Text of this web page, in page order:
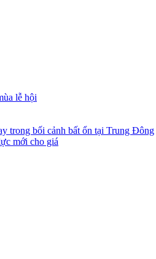
lễ hội
trong bối cảnh bất ổn tại Trung Đông
mới cho giá